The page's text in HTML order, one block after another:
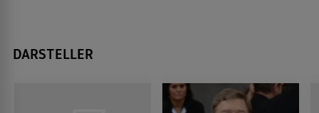
DARSTELLER